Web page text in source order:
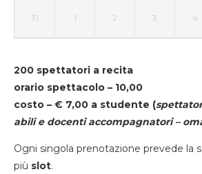
31 1 2 3 4
200 spettatori a recita
orario spettacolo – 10,00
costo – € 7,00 a studente (
abili e docenti accompagnatori –
Ogni singola prenotazione prevede la
più slot.